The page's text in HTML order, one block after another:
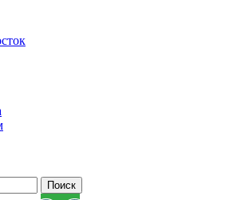
Поиск